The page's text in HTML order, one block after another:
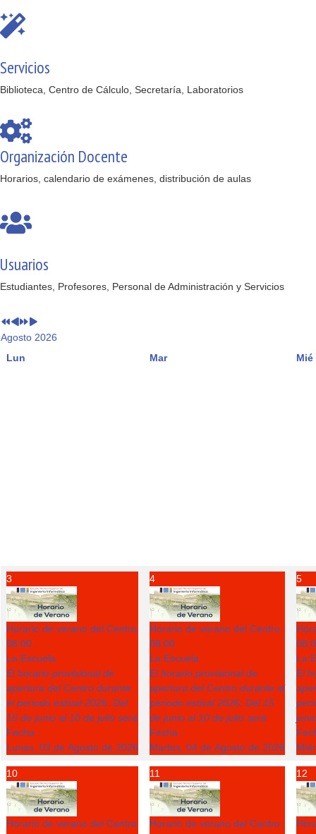
Servicios
Biblioteca, Centro de Cálculo, Secretaría, Laboratorios
Organización Docente
Horarios, calendario de exámenes, distribución de aulas
Usuarios
Estudiantes, Profesores, Personal de Administración y Servicios
Agosto 2026
Lun
Mar Mié
3
Horario de verano del Centro
08:00
La Escuela
El horario provisional de
apertura del Centro durante
el periodo estival 2026: Del
15 de junio al 10 de julio será
Fecha :
Lunes, 03 de Agosto de 2026
4
Horario de verano del Centro
08:00
La Escuela
El horario provisional de
apertura del Centro durante el
periodo estival 2026: Del 15
de junio al 10 de julio será
Fecha :
Martes, 04 de Agosto de 2026
5
La
El
10
Horario de verano del Centro
11
Horario de verano del Centro
12